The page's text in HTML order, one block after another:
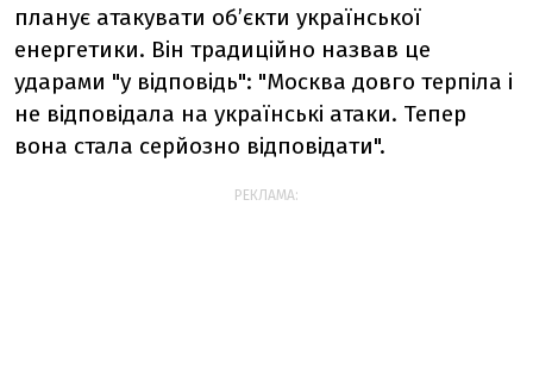
планує атакувати обʼєкти української
енергетики. Він традиційно назвав це
ударами "у відповідь": "Москва довго терпіла і
не відповідала на українські атаки. Тепер
вона стала серйозно відповідати".
РЕКЛАМА: